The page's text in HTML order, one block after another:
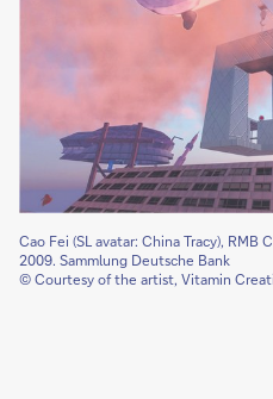
Cao Fei (SL avatar: China Tracy), RMB
2009. Sammlung Deutsche Bank
© Courtesy of the artist, Vitamin